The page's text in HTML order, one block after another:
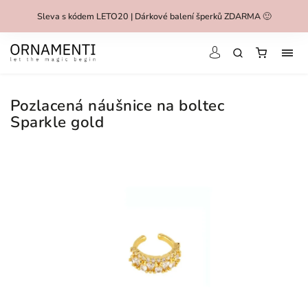
Sleva s kódem LETO20 | Dárkové balení šperků ZDARMA 🙂
Pozlacená náušnice na boltec
Sparkle gold